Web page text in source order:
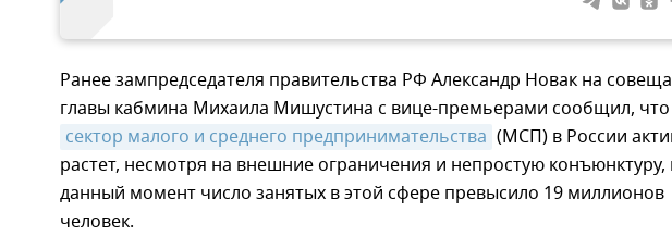
Ранее зампредседателя правительства РФ Александр Новак на
главы кабмина Михаила Мишустина с вице-премьерами сообщил, что
сектор малого и среднего предпринимательства (МСП) в России
растет, несмотря на внешние ограничения и непростую конъюнктуру,
данный момент число занятых в этой сфере превысило 19 миллионов
человек.